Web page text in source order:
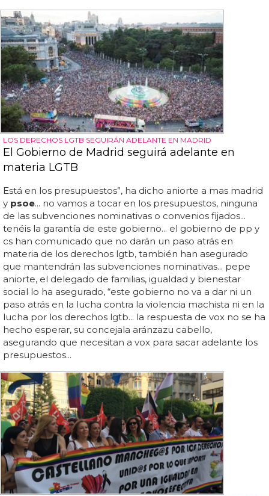
LOS DERECHOS LGTB SEGUIRÁN ADELANTE EN MADRID
El Gobierno de Madrid seguirá adelante en
materia LGTB
Está en los presupuestos”, ha dicho aniorte a mas madrid
y psoe... no vamos a tocar en los presupuestos, ninguna
de las subvenciones nominativas o convenios fijados...
tenéis la garantía de este gobierno... el gobierno de pp y
cs han comunicado que no darán un paso atrás en
materia de los derechos lgtb, también han asegurado
que mantendrán las subvenciones nominativas... pepe
aniorte, el delegado de familias, igualdad y bienestar
social lo ha asegurado, “este gobierno no va a dar ni un
paso atrás en la lucha contra la violencia machista ni en la
lucha por los derechos lgtb... la respuesta de vox no se ha
hecho esperar, su concejala aránzazu cabello,
asegurando que necesitan a vox para sacar adelante los
presupuestos...